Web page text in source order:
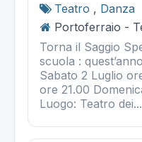
Teatro , Danza
Portoferraio -
Torna il Saggio
scuola :
Sabato 2 Luglio
ore 21.00
Luogo: Teatro dei...